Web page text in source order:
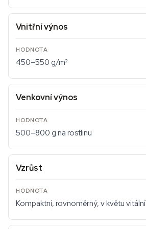
Vnitřní výnos
450–550 g/m²
Venkovní výnos
500–800 g na rostlinu
Vzrůst
Kompaktní, rovnoměrný, v květu vitální